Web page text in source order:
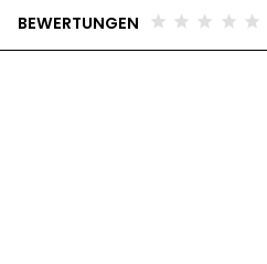
BEWERTUNGEN star star star star star